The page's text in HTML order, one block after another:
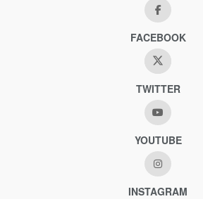
FACEBOOK
TWITTER
YOUTUBE
INSTAGRAM